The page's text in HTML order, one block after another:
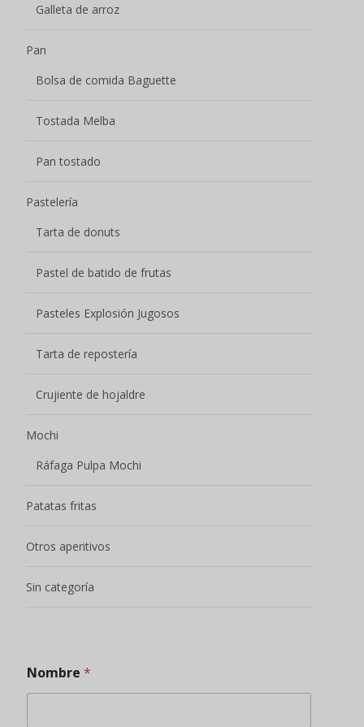
Galleta de arroz
Pan
Bolsa de comida Baguette
Tostada Melba
Pan tostado
Pastelería
Tarta de donuts
Pastel de batido de frutas
Pasteles Explosión Jugosos
Tarta de repostería
Crujiente de hojaldre
Mochi
Ráfaga Pulpa Mochi
Patatas fritas
Otros aperitivos
Sin categoría
Nombre *